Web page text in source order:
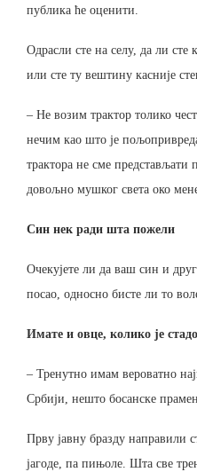
публика ће оценити.
Одрасли сте на селу, да ли сте
или сте ту вештину касније
– Не возим трактор толико
нечим као што је
трактора не сме
довољно мушког света око
Син нек ради шта пожели
Очекујете ли да ваш син и
посао, односно бисте ли то
Имате и овце, колико је
– Тренутно имам вероватно
Србији, нешто босанске
Прву јавну бразду направили
јагоде, па пињоле. Шта све